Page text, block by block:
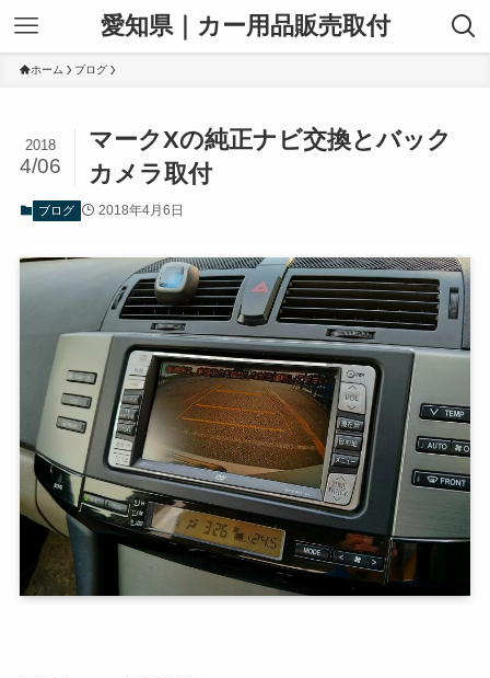
愛知県｜カー用品販売取付
ホーム ブログ
マークXの純正ナビ交換とバック
カメラ取付
2018
4/06
ブログ 2018年4月6日